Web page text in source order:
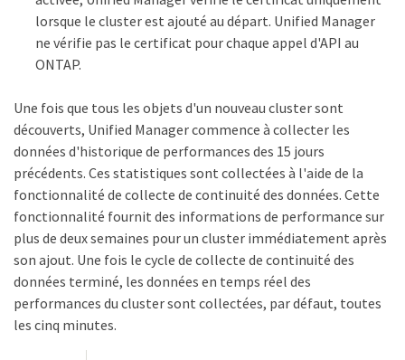
lorsque le cluster est ajouté au départ. Unified Manager
ne vérifie pas le certificat pour chaque appel d'API au
ONTAP.
Une fois que tous les objets d'un nouveau cluster sont
découverts, Unified Manager commence à collecter les
données d'historique de performances des 15 jours
précédents. Ces statistiques sont collectées à l'aide de la
fonctionnalité de collecte de continuité des données. Cette
fonctionnalité fournit des informations de performance sur
plus de deux semaines pour un cluster immédiatement après
son ajout. Une fois le cycle de collecte de continuité des
données terminé, les données en temps réel des
performances du cluster sont collectées, par défaut, toutes
les cinq minutes.